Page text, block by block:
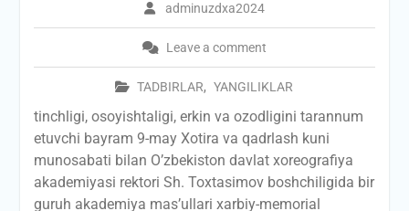
adminuzdxa2024
Leave a comment
TADBIRLAR, YANGILIKLAR
tinchligi, osoyishtaligi, erkin va ozodligini tarannum
etuvchi bayram 9-may Xotira va qadrlash kuni
munosabati bilan O’zbekiston davlat xoreografiya
akademiyasi rektori Sh. Toxtasimov boshchiligida bir
guruh akademiya mas’ullari xarbiy-memorial